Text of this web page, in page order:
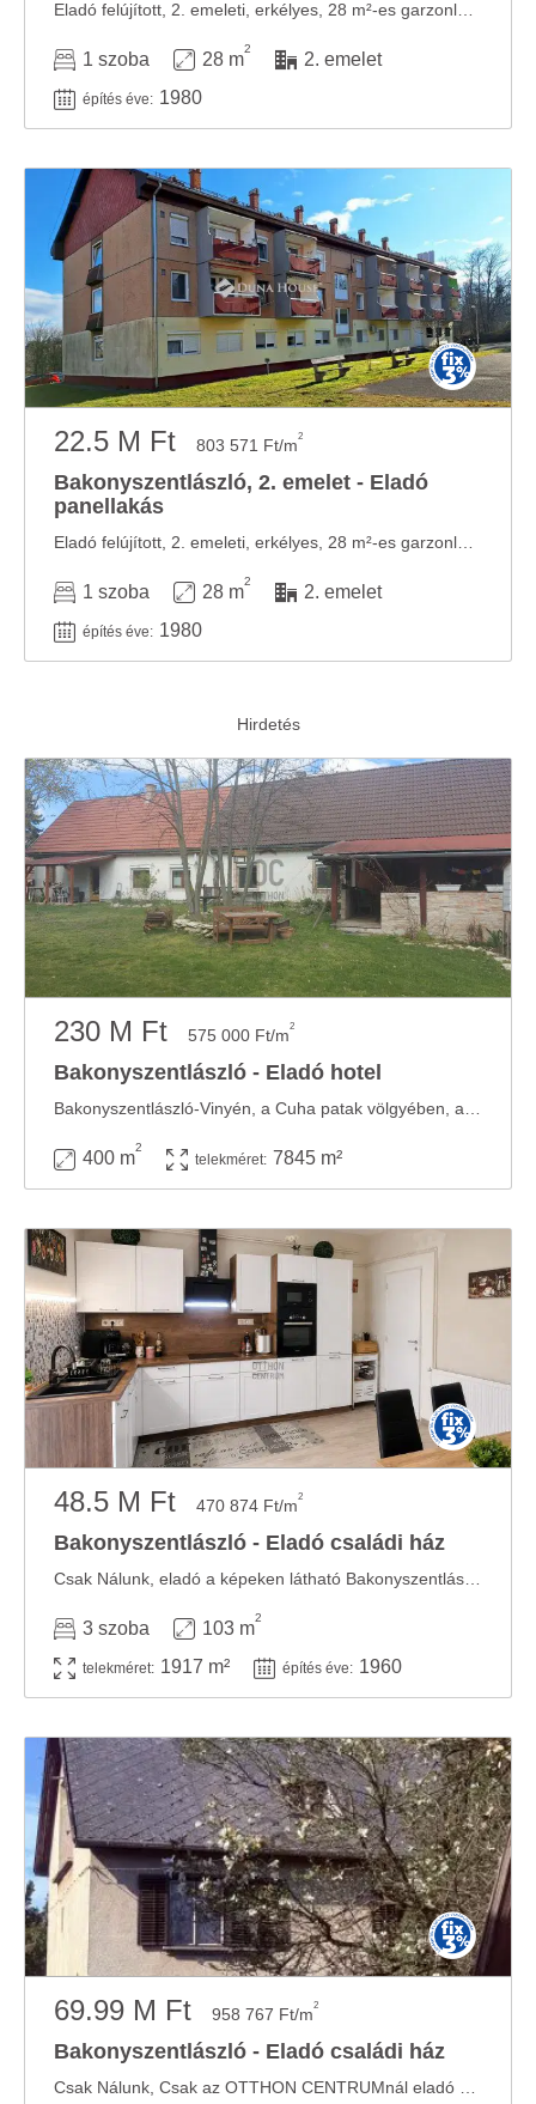
1 szoba 28 m
2
2. emelet
építés éve: 1980
22.5 M Ft 803 571 Ft/m2
Bakonyszentlászló, 2. emelet - Eladó
panellakás
1 szoba 28 m
2
2. emelet
építés éve: 1980
230 M Ft 575 000 Ft/m2
Bakonyszentlászló - Eladó hotel
400 m
2
telekméret: 7845 m²
48.5 M Ft 470 874 Ft/m2
Bakonyszentlászló - Eladó családi ház
3 szoba 103 m
2
telekméret: 1917 m² építés éve: 1960
69.99 M Ft 958 767 Ft/m2
Bakonyszentlászló - Eladó családi ház